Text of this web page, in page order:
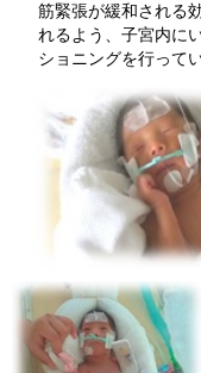
筋緊張が緩和される
れるよう、子宮内に
ショニングを行って